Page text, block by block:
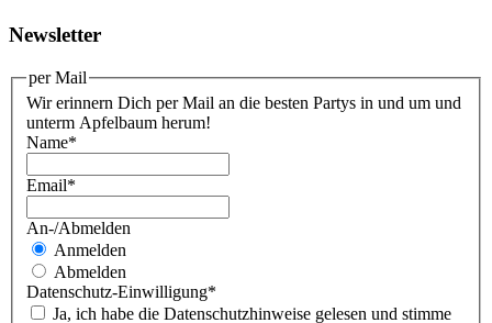
Newsletter
per Mail
Wir erinnern Dich per Mail an die besten Partys in und um und
unterm Apfelbaum herum!
Name*
Email*
An-/Abmelden
Anmelden
Abmelden
Datenschutz-Einwilligung*